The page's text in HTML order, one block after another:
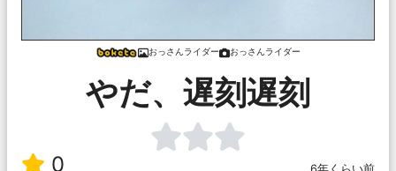
おっさんライダー おっさんライダー
やだ、遅刻遅刻
0